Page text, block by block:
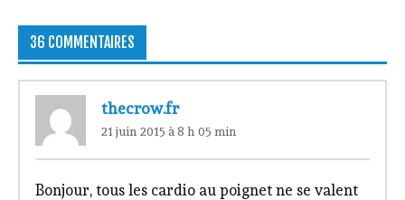
36 COMMENTAIRES
thecrow.fr
21 juin 2015 à 8 h 05 min
Bonjour, tous les cardio au poignet ne se valent